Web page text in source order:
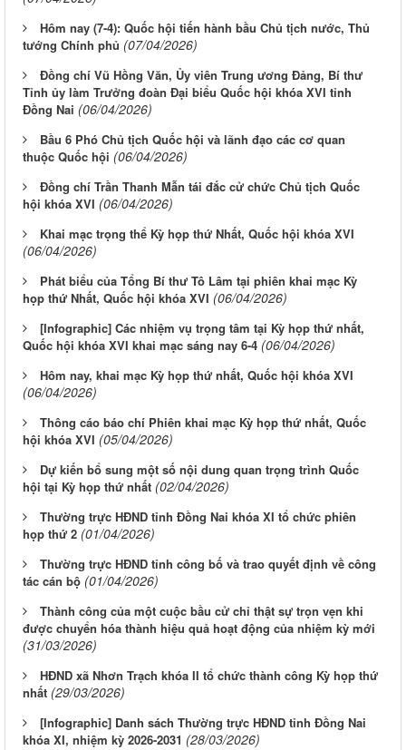
Hôm nay (7-4): Quốc hội tiến hành bầu Chủ tịch nước, Thủ
tướng Chính phủ (07/04/2026)
Đồng chí Vũ Hồng Văn, Ủy viên Trung ương Đảng, Bí thư
Tỉnh ủy làm Trưởng đoàn Đại biểu Quốc hội khóa XVI tỉnh
Đồng Nai (06/04/2026)
Bầu 6 Phó Chủ tịch Quốc hội và lãnh đạo các cơ quan
thuộc Quốc hội (06/04/2026)
Đồng chí Trần Thanh Mẫn tái đắc cử chức Chủ tịch Quốc
hội khóa XVI (06/04/2026)
Khai mạc trọng thể Kỳ họp thứ Nhất, Quốc hội khóa XVI
(06/04/2026)
Phát biểu của Tổng Bí thư Tô Lâm tại phiên khai mạc Kỳ
họp thứ Nhất, Quốc hội khóa XVI (06/04/2026)
[Infographic] Các nhiệm vụ trọng tâm tại Kỳ họp thứ nhất,
Quốc hội khóa XVI khai mạc sáng nay 6-4 (06/04/2026)
Hôm nay, khai mạc Kỳ họp thứ nhất, Quốc hội khóa XVI
(06/04/2026)
Thông cáo báo chí Phiên khai mạc Kỳ họp thứ nhất, Quốc
hội khóa XVI (05/04/2026)
Dự kiến bổ sung một số nội dung quan trọng trình Quốc
hội tại Kỳ họp thứ nhất (02/04/2026)
Thường trực HĐND tỉnh Đồng Nai khóa XI tổ chức phiên
họp thứ 2 (01/04/2026)
Thường trực HĐND tỉnh công bố và trao quyết định về công
tác cán bộ (01/04/2026)
Thành công của một cuộc bầu cử chỉ thật sự trọn vẹn khi
được chuyển hóa thành hiệu quả hoạt động của nhiệm kỳ mới
(31/03/2026)
HĐND xã Nhơn Trạch khóa II tổ chức thành công Kỳ họp thứ
nhất (29/03/2026)
[Infographic] Danh sách Thường trực HĐND tỉnh Đồng Nai
khóa XI, nhiệm kỳ 2026-2031 (28/03/2026)